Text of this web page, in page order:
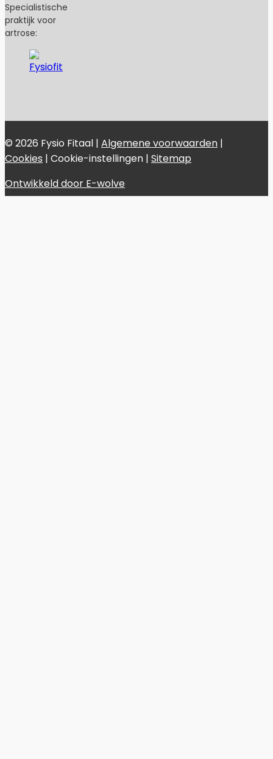
Specialistische
praktijk voor
artrose:
© 2026 Fysio Fitaal | Algemene voorwaarden |
Cookies | Cookie-instellingen | Sitemap
Ontwikkeld door E-wolve